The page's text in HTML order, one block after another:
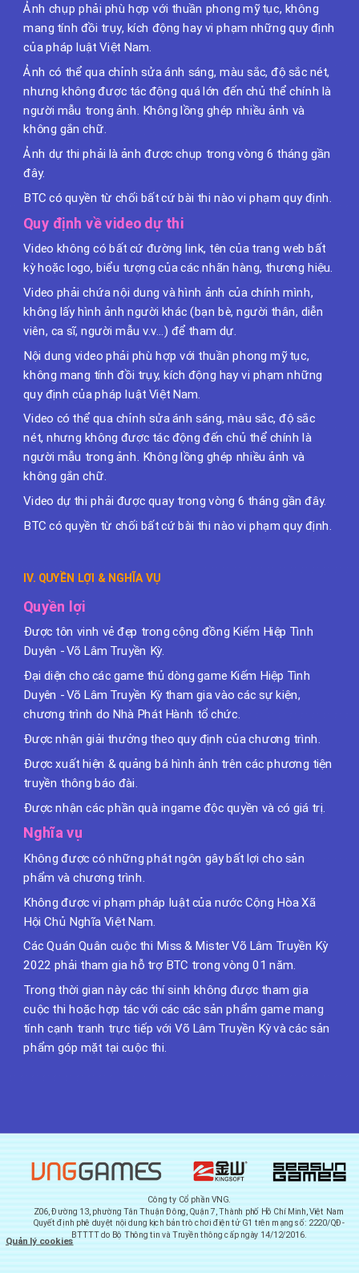
Ảnh chụp phải phù hợp với thuần phong mỹ tục, không
mang tính đồi trụy, kích động hay vi phạm những quy định
của pháp luật Việt Nam.
Ảnh có thể qua chỉnh sửa ánh sáng, màu sắc, độ sắc nét,
nhưng không được tác động quá lớn đến chủ thể chính là
người mẫu trong ảnh. Không lồng ghép nhiều ảnh và
không gắn chữ.
Ảnh dự thi phải là ảnh được chụp trong vòng 6 tháng gần
đây.
BTC có quyền từ chối bất cứ bài thi nào vi phạm quy định.
Quy định về video dự thi
Video không có bất cứ đường link, tên của trang web bất
kỳ hoặc logo, biểu tượng của các nhãn hàng, thương hiệu.
Video phải chứa nội dung và hình ảnh của chính mình,
không lấy hình ảnh người khác (bạn bè, người thân, diễn
viên, ca sĩ, người mẫu v.v…) để tham dự.
Nội dung video phải phù hợp với thuần phong mỹ tục,
không mang tính đồi trụy, kích động hay vi phạm những
quy định của pháp luật Việt Nam.
Video có thể qua chỉnh sửa ánh sáng, màu sắc, độ sắc
nét, nhưng không được tác động đến chủ thể chính là
người mẫu trong ảnh. Không lồng ghép nhiều ảnh và
không gắn chữ.
Video dự thi phải được quay trong vòng 6 tháng gần đây.
BTC có quyền từ chối bất cứ bài thi nào vi phạm quy định.
IV. QUYỀN LỢI & NGHĨA VỤ
Quyền lợi
Được tôn vinh vẻ đẹp trong cộng đồng Kiếm Hiệp Tình
Duyên - Võ Lâm Truyền Kỳ.
Đại diện cho các game thủ dòng game Kiếm Hiệp Tình
Duyên - Võ Lâm Truyền Kỳ tham gia vào các sự kiện,
chương trình do Nhà Phát Hành tổ chức.
Được nhận giải thưởng theo quy định của chương trình.
Được xuất hiện & quảng bá hình ảnh trên các phương tiện
truyền thông báo đài.
Được nhận các phần quà ingame độc quyền và có giá trị.
Nghĩa vụ
Không được có những phát ngôn gây bất lợi cho sản
phẩm và chương trình.
Không được vi phạm pháp luật của nước Cộng Hòa Xã
Hội Chủ Nghĩa Việt Nam.
Các Quán Quân cuộc thi Miss & Mister Võ Lâm Truyền Kỳ
2022 phải tham gia hỗ trợ BTC trong vòng 01 năm.
Trong thời gian này các thí sinh không được tham gia
cuộc thi hoặc hợp tác với các các sản phẩm game mang
tính cạnh tranh trực tiếp với Võ Lâm Truyền Kỳ và các sản
phẩm góp mặt tại cuộc thi.
Công ty Cổ phần VNG.
Z06, Đường 13, phường Tân Thuận Đông, Quận 7, Thành phố Hồ Chí Minh, Việt Nam
Quyết định phê duyệt nội dung kịch bản trò chơi điện tử G1 trên mạng số: 2220/QĐ-
BTTTT do Bộ Thông tin và Truyền thông cấp ngày 14/12/2016.
Quản lý cookies